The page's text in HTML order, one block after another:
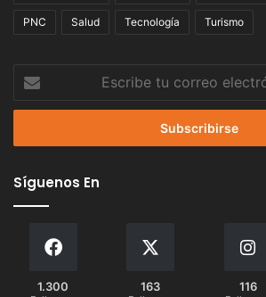
PNC Salud Tecnología Turismo
correo
Síguenos En
1.300 163 116